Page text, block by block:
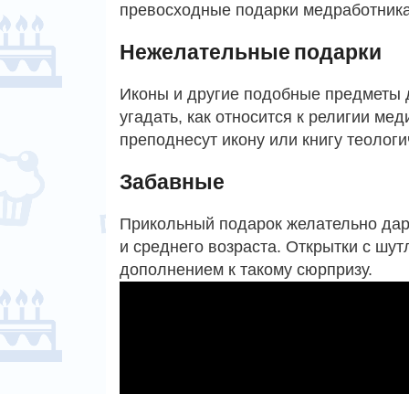
превосходные подарки
Нежелательные подарки
Иконы и другие подобные предметы
угадать, как относится к религии
преподнесут икону или книгу
Забавные
Прикольный подарок желательно
и среднего возраста. Открытки с
дополнением к такому сюрпризу.